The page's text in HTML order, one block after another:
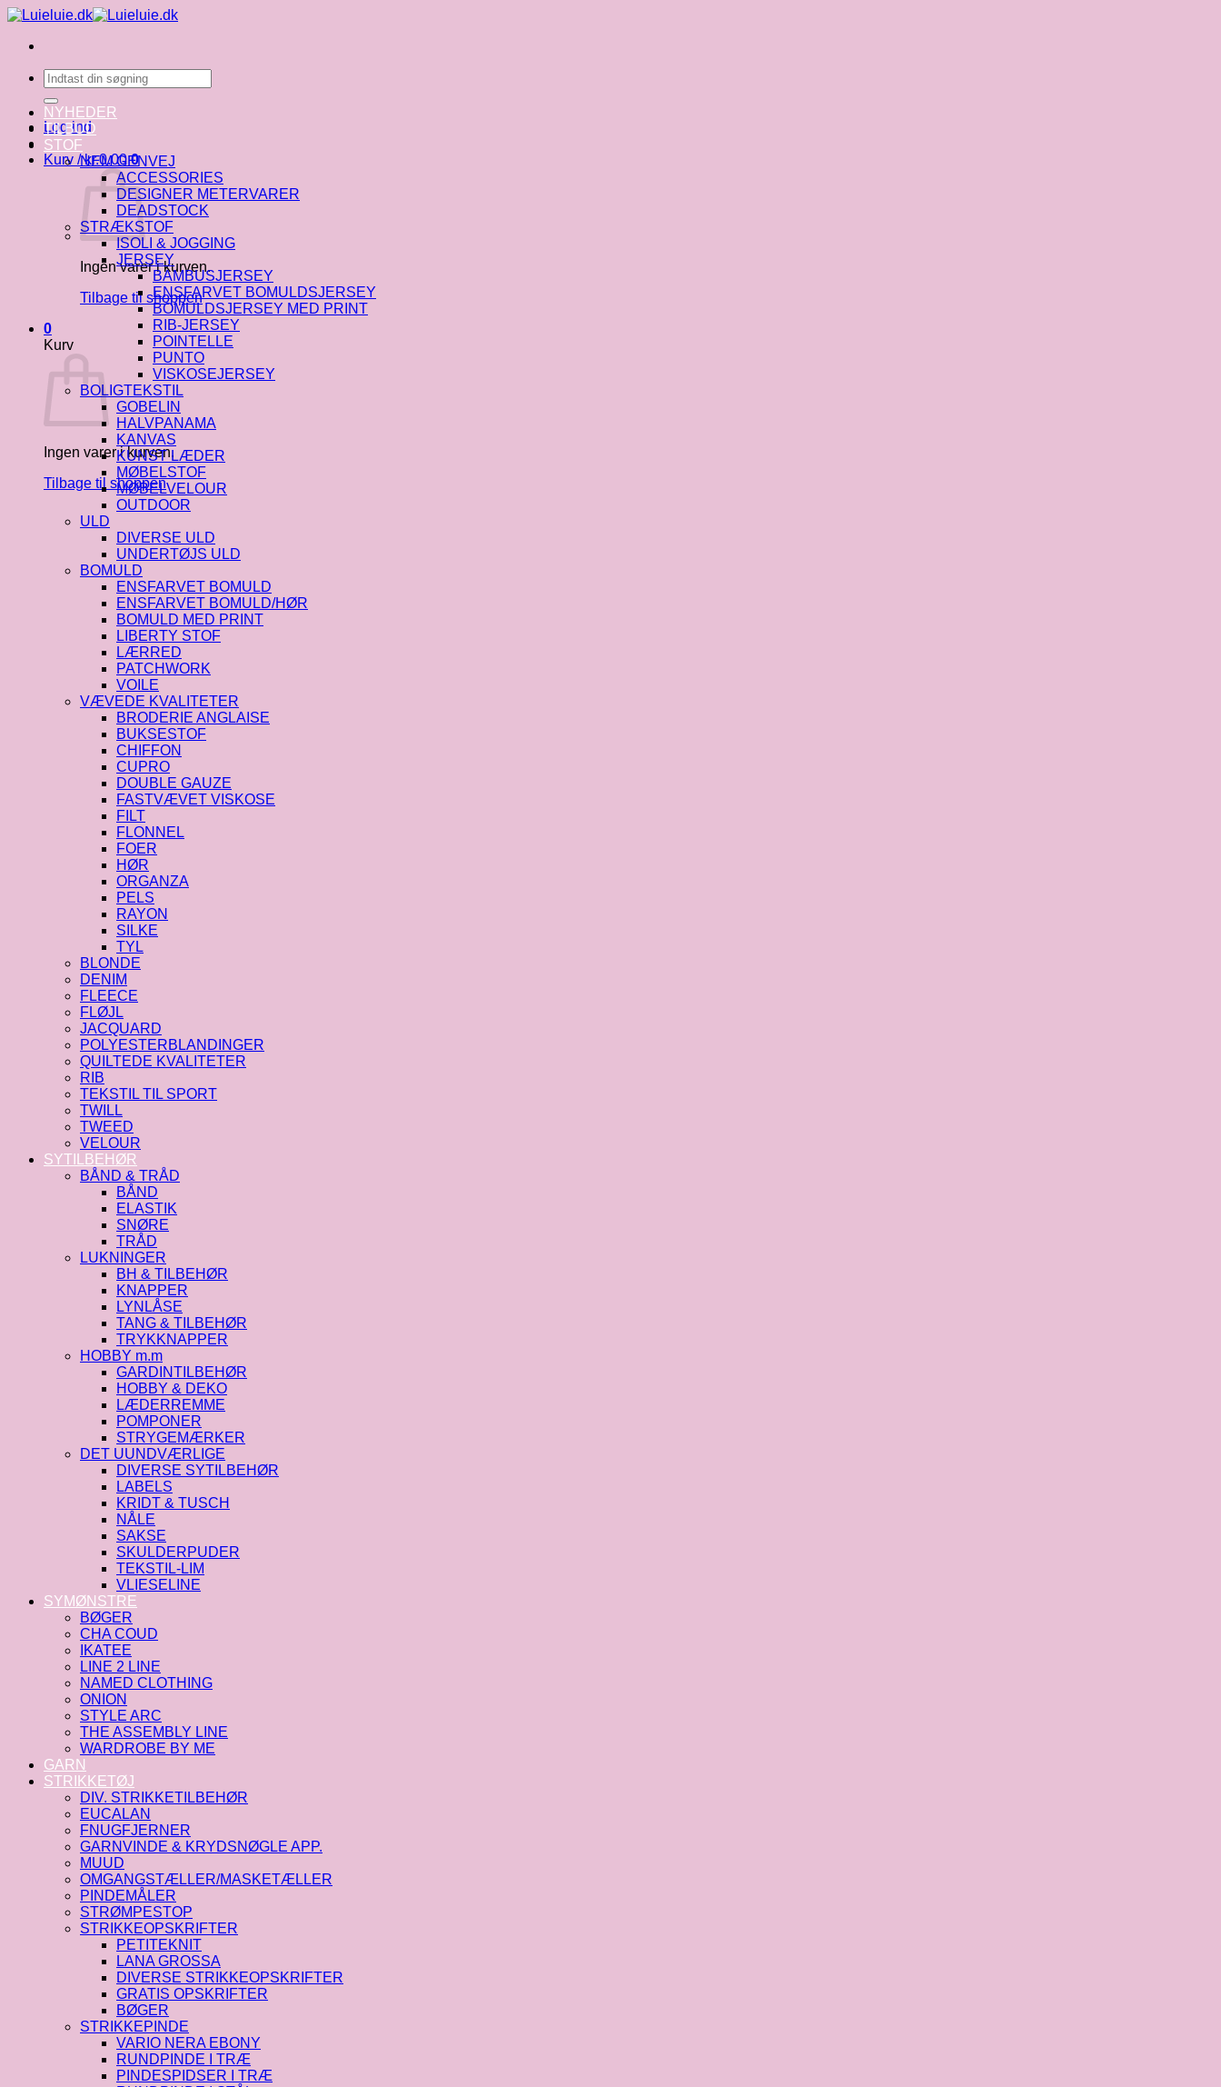
Fortsæt
indhold
Søg
efter:
Log ind
Kurv /kr.0.00 0
Ingen varer i kurven.
Tilbage til shoppen
0
Kurv
Ingen varer i kurven.
Tilbage til shoppen
NYHEDER
TILBUD
STOF
NEM GENVEJ
ACCESSORIES
DESIGNER METERVARER
DEADSTOCK
STRÆKSTOF
ISOLI & JOGGING
JERSEY
BAMBUSJERSEY
ENSFARVET BOMULDSJERSEY
BOMULDSJERSEY MED PRINT
RIB-JERSEY
POINTELLE
PUNTO
VISKOSEJERSEY
BOLIGTEKSTIL
GOBELIN
HALVPANAMA
KANVAS
KUNST LÆDER
MØBELSTOF
MØBELVELOUR
OUTDOOR
ULD
DIVERSE ULD
UNDERTØJS ULD
BOMULD
ENSFARVET BOMULD
ENSFARVET BOMULD/HØR
BOMULD MED PRINT
LIBERTY STOF
LÆRRED
PATCHWORK
VOILE
VÆVEDE KVALITETER
BRODERIE ANGLAISE
BUKSESTOF
CHIFFON
CUPRO
DOUBLE GAUZE
FASTVÆVET VISKOSE
FILT
FLONNEL
FOER
HØR
ORGANZA
PELS
RAYON
SILKE
TYL
BLONDE
DENIM
FLEECE
FLØJL
JACQUARD
POLYESTERBLANDINGER
QUILTEDE KVALITETER
RIB
TEKSTIL TIL SPORT
TWILL
TWEED
VELOUR
SYTILBEHØR
BÅND & TRÅD
BÅND
ELASTIK
SNØRE
TRÅD
LUKNINGER
BH & TILBEHØR
KNAPPER
LYNLÅSE
TANG & TILBEHØR
TRYKKNAPPER
HOBBY m.m
GARDINTILBEHØR
HOBBY & DEKO
LÆDERREMME
POMPONER
STRYGEMÆRKER
DET UUNDVÆRLIGE
DIVERSE SYTILBEHØR
LABELS
KRIDT & TUSCH
NÅLE
SAKSE
SKULDERPUDER
TEKSTIL-LIM
VLIESELINE
SYMØNSTRE
BØGER
CHA COUD
IKATEE
LINE 2 LINE
NAMED CLOTHING
ONION
STYLE ARC
THE ASSEMBLY LINE
WARDROBE BY ME
GARN
STRIKKETØJ
DIV. STRIKKETILBEHØR
EUCALAN
FNUGFJERNER
GARNVINDE & KRYDSNØGLE APP.
MUUD
OMGANGSTÆLLER/MASKETÆLLER
PINDEMÅLER
STRØMPESTOP
STRIKKEOPSKRIFTER
PETITEKNIT
LANA GROSSA
DIVERSE STRIKKEOPSKRIFTER
GRATIS OPSKRIFTER
BØGER
STRIKKEPINDE
VARIO NERA EBONY
RUNDPINDE I TRÆ
PINDESPIDSER I TRÆ